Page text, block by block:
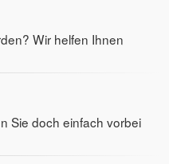
Wir helfen Ihnen
Sie doch einfach vorbei